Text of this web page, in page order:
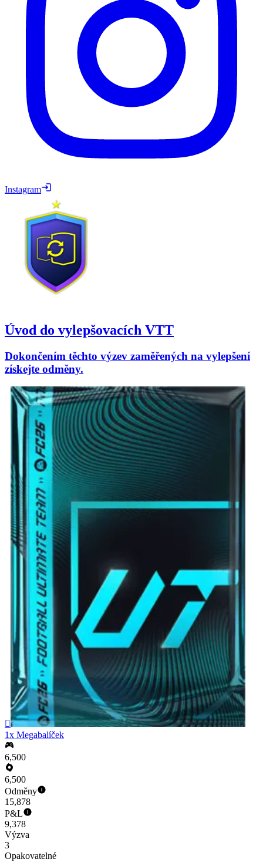
Instagram
Úvod do vylepšovacích VTT
Dokončením těchto výzev zaměřených na vylepšení
získejte odměny.

1x Megabalíček
6,500
6,500
Odměny
15,878
P&L
9,378
Výzva
3
Opakovatelné